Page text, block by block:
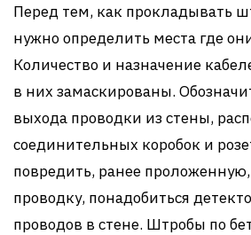
Перед тем, как прокладывать
нужно определить места где
Количество и назначение
в них замаскированы.
выхода проводки из стены,
соединительных коробок и
повредить, ранее
проводку, понадобиться
проводов в стене. Штробы по